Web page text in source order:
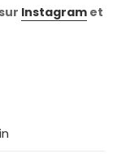
Instagram et